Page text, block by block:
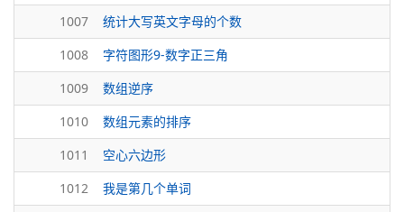
1007
统计大写英文字母的个数
1008
字符图形9-数字正三角
1009
数组逆序
1010
数组元素的排序
1011
空心六边形
1012
我是第几个单词